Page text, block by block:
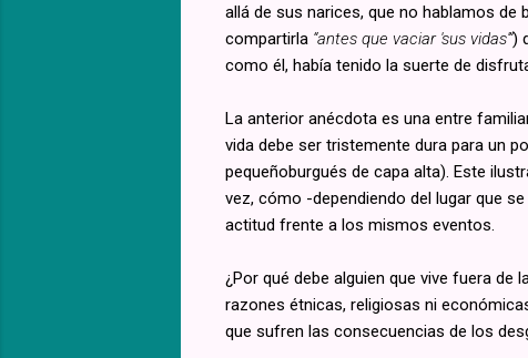
allá de sus narices, que no hablamos de
compartirla “antes que vaciar 'sus vidas'”)
como él, había tenido la suerte de
La anterior anécdota es una entre
vida debe ser tristemente dura para un
pequeñoburgués de capa alta). Este
vez, cómo -dependiendo del lugar que
actitud frente a los mismos eventos.
¿Por qué debe alguien que vive fuera de
razones étnicas, religiosas ni
que sufren las consecuencias de los